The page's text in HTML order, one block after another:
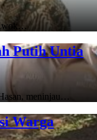
Putih Untia
meninjau…
Warga